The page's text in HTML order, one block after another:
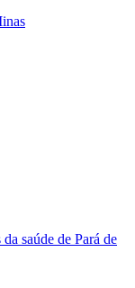
saúde de Pará de